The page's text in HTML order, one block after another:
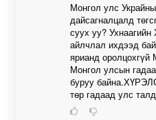
Монгол улс
дайсагналцалд
суух уу?
айлчлал ихдээд
ярианд оролцохгүй
Монгол улсын
буруу
төр гадаад улс